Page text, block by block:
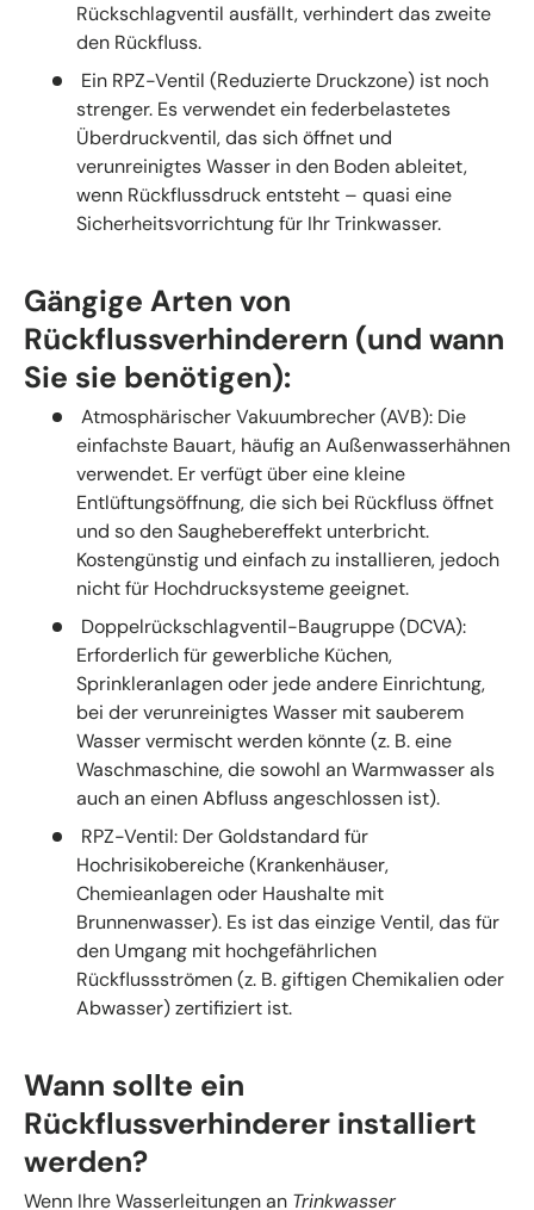
Rückschlagventil ausfällt, verhindert das zweite
den Rückfluss.
Ein RPZ-Ventil (Reduzierte Druckzone) ist noch
strenger. Es verwendet ein federbelastetes
Überdruckventil, das sich öffnet und
verunreinigtes Wasser in den Boden ableitet,
wenn Rückflussdruck entsteht – quasi eine
Sicherheitsvorrichtung für Ihr Trinkwasser.
Gängige Arten von
Rückflussverhinderern (und wann
Sie sie benötigen):
Atmosphärischer Vakuumbrecher (AVB): Die
einfachste Bauart, häufig an Außenwasserhähnen
verwendet. Er verfügt über eine kleine
Entlüftungsöffnung, die sich bei Rückfluss öffnet
und so den Saughebereffekt unterbricht.
Kostengünstig und einfach zu installieren, jedoch
nicht für Hochdrucksysteme geeignet.
Doppelrückschlagventil-Baugruppe (DCVA):
Erforderlich für gewerbliche Küchen,
Sprinkleranlagen oder jede andere Einrichtung,
bei der verunreinigtes Wasser mit sauberem
Wasser vermischt werden könnte (z. B. eine
Waschmaschine, die sowohl an Warmwasser als
auch an einen Abfluss angeschlossen ist).
RPZ-Ventil: Der Goldstandard für
Hochrisikobereiche (Krankenhäuser,
Chemieanlagen oder Haushalte mit
Brunnenwasser). Es ist das einzige Ventil, das für
den Umgang mit hochgefährlichen
Rückflussströmen (z. B. giftigen Chemikalien oder
Abwasser) zertifiziert ist.
Wann sollte ein
Rückflussverhinderer installiert
werden?
Wenn Ihre Wasserleitungen an Trinkwasser